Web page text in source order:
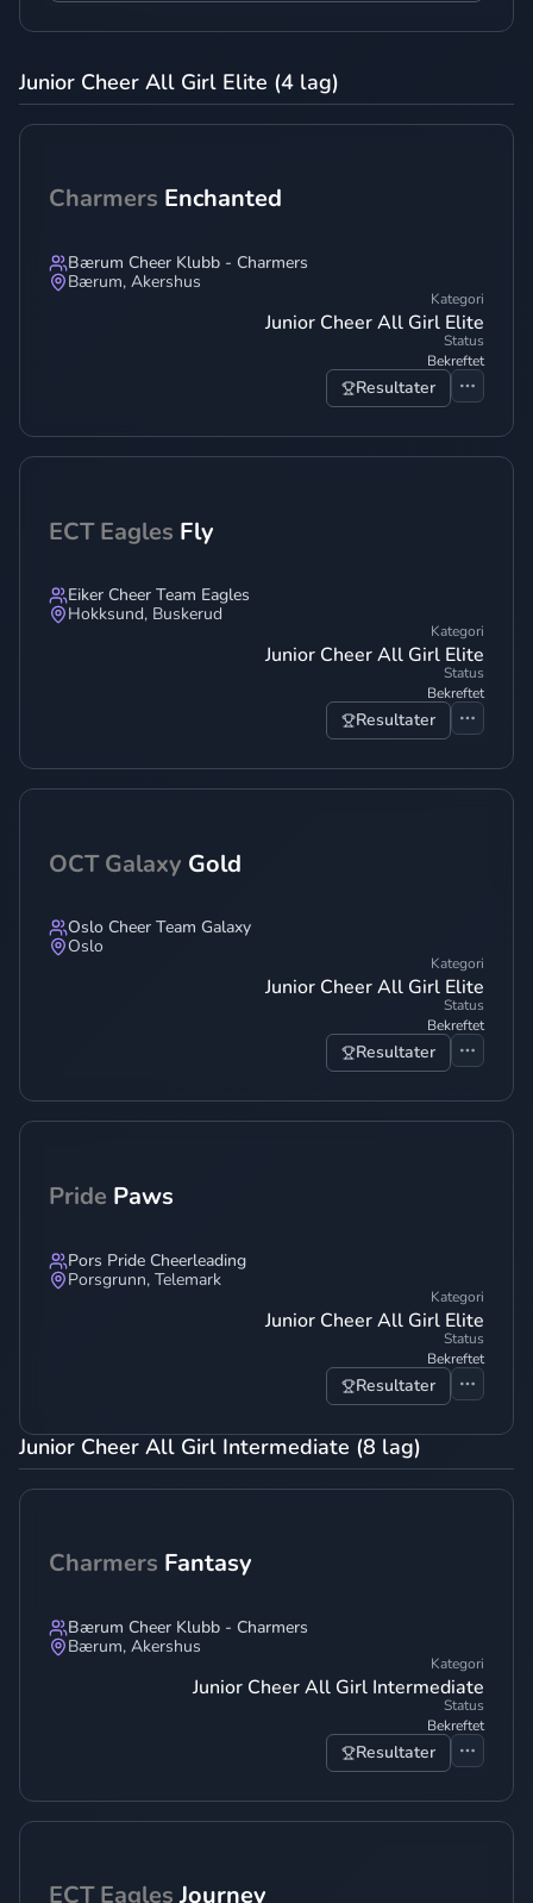
Junior Cheer All Girl Elite (4 lag)
Charmers Enchanted
Bærum Cheer Klubb - Charmers
Bærum, Akershus
Kategori
Junior Cheer All Girl Elite
Status
Bekreftet
Resultater
ECT Eagles Fly
Eiker Cheer Team Eagles
Hokksund, Buskerud
Kategori
Junior Cheer All Girl Elite
Status
Bekreftet
Resultater
OCT Galaxy Gold
Oslo Cheer Team Galaxy
Oslo
Kategori
Junior Cheer All Girl Elite
Status
Bekreftet
Resultater
Pride Paws
Pors Pride Cheerleading
Porsgrunn, Telemark
Kategori
Junior Cheer All Girl Elite
Status
Bekreftet
Resultater
Junior Cheer All Girl Intermediate (8 lag)
Charmers Fantasy
Bærum Cheer Klubb - Charmers
Bærum, Akershus
Kategori
Junior Cheer All Girl Intermediate
Status
Bekreftet
Resultater
ECT Eagles Journey